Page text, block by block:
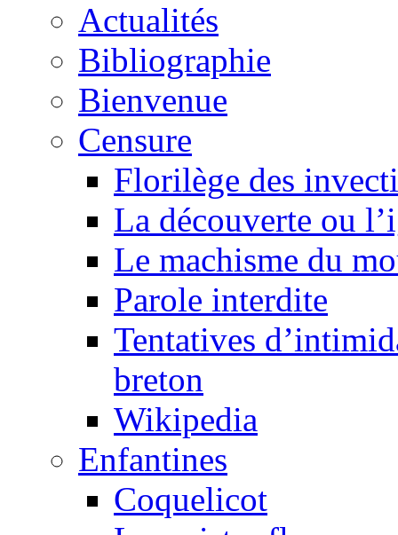
Actualités
Bibliographie
Bienvenue
Censure
Florilège des
La découverte ou
Le machisme du
Parole interdite
Tentatives
breton
Wikipedia
Enfantines
Coquelicot